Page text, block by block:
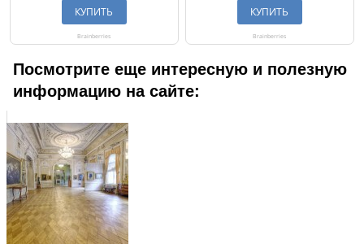
Посмотрите еще интересную и полезную
информацию на сайте: